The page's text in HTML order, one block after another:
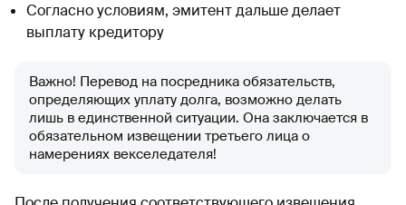
Согласно условиям, эмитент дальше делает
выплату кредитору
Важно! Перевод на посредника обязательств,
определяющих уплату долга, возможно делать
лишь в единственной ситуации. Она заключается в
обязательном извещении третьего лица о
намерениях векселедателя!